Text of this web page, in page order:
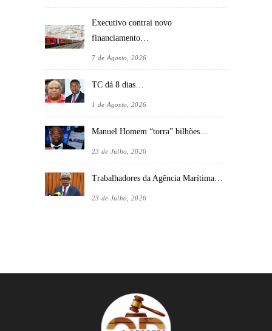
Executivo contrai novo
financiamento…
7 de Agosto, 2026
TC dá 8 dias…
1 de Agosto, 2026
Manuel Homem “torra” bilhões…
23 de Julho, 2026
Trabalhadores da Agência Marítima…
23 de Julho, 2026